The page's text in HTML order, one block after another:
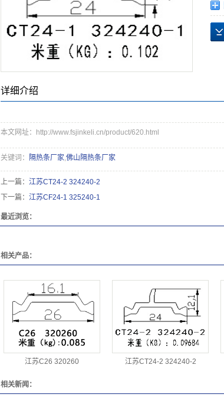
江
详细介绍
本文网址：http://www.fsjinkeli.cn/product/620.html
关键词： 隔热条厂家,佛山隔热条厂家
上一篇： 江苏CT24-2 324240-2
下一篇： 江苏CF24-1 325240-1
最近浏览：
相关产品：
江苏C26 320260 江苏CT24-2 324240-2
相关新闻：